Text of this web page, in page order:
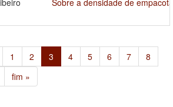
Sobre a densidade de
1 2 3 4 5 6 7
8
fim »